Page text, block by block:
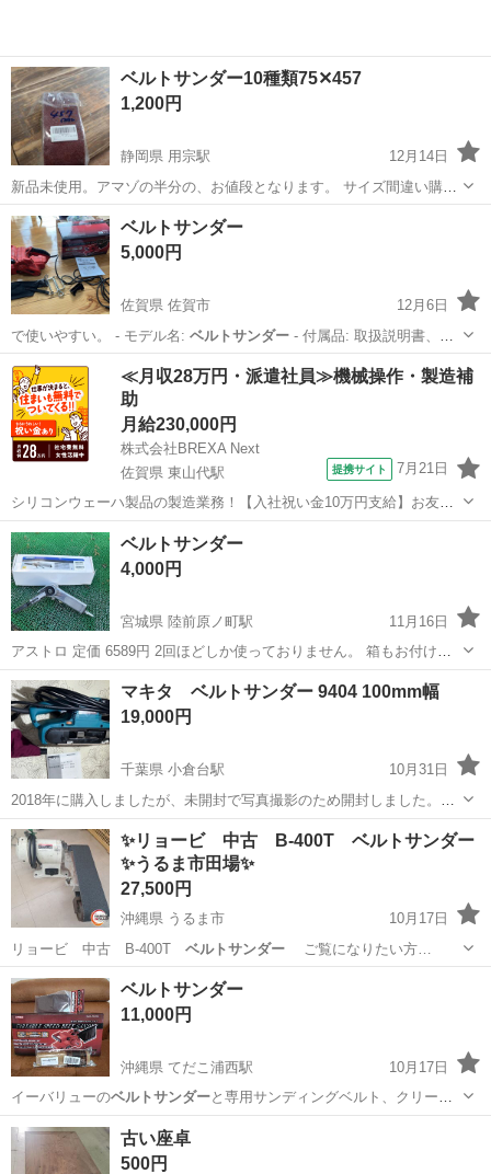
ベルトサンダー10種類75✕457
1,200円
静岡県 用宗駅
12月14日
新品未使用。アマゾの半分の、お値段となります。 サイズ間違い購
入。 6080120.180.240.320.400.600.800.1000 の10枚 新通りへ夜来れ
る方
静岡 静岡市 用宗駅 テーブル
ベルトサンダー
5,000円
佐賀県 佐賀市
12月6日
で使いやすい。 - モデル名: ベルトサンダー- 付属品: 取扱説明書、ダ
スト…
佐賀 佐賀市 その他 ベルトサンダー
≪月収28万円・派遣社員≫機械操作・製造補
助
月給230,000円
株式会社BREXA Next
佐賀県 東山代駅
提携サイト 7月21日
シリコンウェーハ製品の製造業務！【入社祝い金10万円支給】お友達
やカップルとの応募OK◎年間休日129日＆休出なしでプライベート充
実♪業務はクリーンルームで快適作業◎自社正社員登用制度あり★1食
300円～の格安食堂あり！《佐...
佐賀 伊万里市 東山代駅
ベルトサンダー
4,000円
宮城県 陸前原ノ町駅
11月16日
アストロ 定価 6589円 2回ほどしか使っておりません。 箱もお付けし
ます📦 中の予備ベルトも残ってます。
宮城 仙台市 陸前原ノ町駅 メンテナンス用品
ベルトサンダー
マキタ ベルトサンダー 9404 100mm幅
19,000円
千葉県 小倉台駅
10月31日
2018年に購入しましたが、未開封で写真撮影のため開封しました。未
使用のため、あえて通電確認はしておりません。 ※基本的には現状渡
しでお願いをしております。年月も経過しているため、神経質な方は
ご購入をお控えください。 ※...
千葉 千葉市 小倉台駅 キッチン家電 ベルトサンダー
✨リョービ 中古 B-400T ベルトサンダー
✨うるま市田場✨
27,500円
沖縄県 うるま市
10月17日
リョービ 中古 B-400T ベルトサンダー ご覧になりたい方…
沖縄 うるま市 その他 ベルトサンダー
ベルトサンダー
11,000円
沖縄県 てだこ浦西駅
10月17日
イーバリューのベルトサンダーと専用サンディングベルト、クリー
ナ…沖縄 宜野湾市 てだこ浦西駅
古い座卓
500円